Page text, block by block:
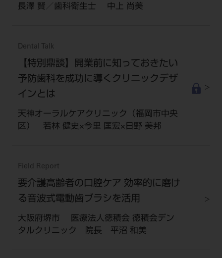
長澤 賢／歯科衛生士 中上 尚美
Dental Talk
【特別鼎談】開業前に知っておきたい
予防歯科を成功に導くクリニックデザ
インとは
天神オーラルケアクリニック（福岡市中央
区） 若林 健史×今里 匡宏×日野 美邦
Field Report
要介護高齢者の口腔ケア 効率的に磨け
る音波式電動歯ブラシを活用
大阪府堺市 医療法人徳積会 徳積会デン
タルクリニック 院長 平沼 和美